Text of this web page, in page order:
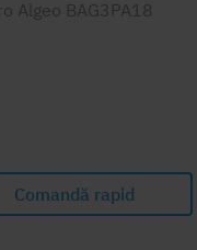
Comandă rapid